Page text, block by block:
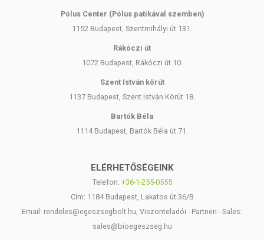
Pólus Center (Pólus patikával szemben)
1152 Budapest, Szentmihályi út 131.
Rákóczi út
1072 Budapest, Rákóczi út 10.
Szent István körút
1137 Budapest, Szent István Körút 18.
Bartók Béla
1114 Budapest, Bartók Béla út 71.
ELÉRHETŐSÉGEINK
Telefon: +36-1-255-0555
Cím: 1184 Budapest, Lakatos út 36/B
Email: rendeles@egeszsegbolt.hu, Viszonteladói - Partneri - Sales:
sales@bioegeszseg.hu